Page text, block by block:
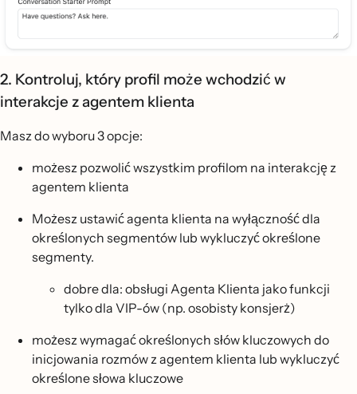
2. Kontroluj, który profil może wchodzić w
interakcje z agentem klienta
Masz do wyboru 3 opcje:
możesz pozwolić wszystkim profilom na interakcję z
agentem klienta
Możesz ustawić agenta klienta na wyłączność dla
określonych segmentów lub wykluczyć określone
segmenty.
dobre dla: obsługi Agenta Klienta jako funkcji
tylko dla VIP-ów (np. osobisty konsjerż)
możesz wymagać określonych słów kluczowych do
inicjowania rozmów z agentem klienta lub wykluczyć
określone słowa kluczowe